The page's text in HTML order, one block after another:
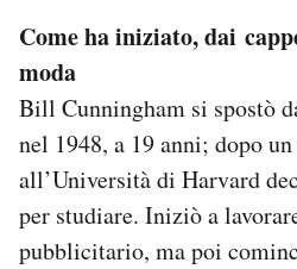
Come ha iniziato, dai
moda
Bill Cunningham si spostò
nel 1948, a 19 anni; dopo
all’Università di Harvard
per studiare. Iniziò a
pubblicitario, ma poi